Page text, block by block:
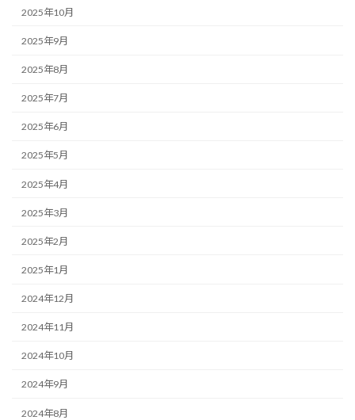
2025年10月
2025年9月
2025年8月
2025年7月
2025年6月
2025年5月
2025年4月
2025年3月
2025年2月
2025年1月
2024年12月
2024年11月
2024年10月
2024年9月
2024年8月